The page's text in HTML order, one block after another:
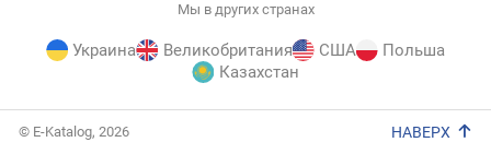
Мы в других странах
Украина Великобритания США
Польша
Казахстан
© E-Katalog, 2026 НАВЕРХ